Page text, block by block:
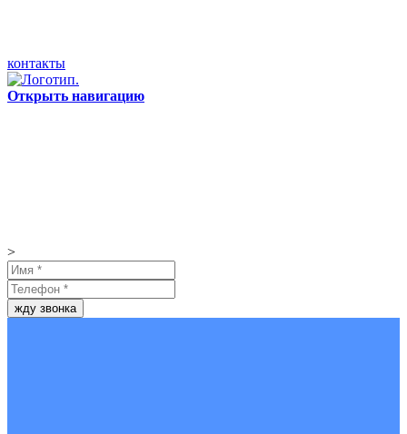
контакты
Открыть навигацию
>
жду звонка